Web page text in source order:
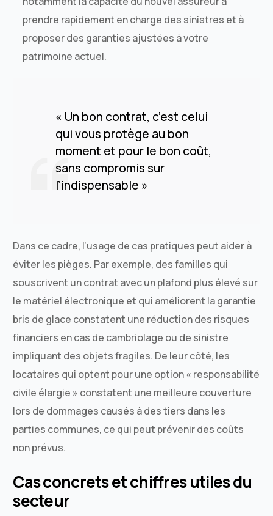
prendre rapidement en charge des sinistres et à
proposer des garanties ajustées à votre
patrimoine actuel.
« Un bon contrat, c’est celui
qui vous protège au bon
moment et pour le bon coût,
sans compromis sur
l’indispensable »
Dans ce cadre, l’usage de cas pratiques peut aider à
éviter les pièges. Par exemple, des familles qui
souscrivent un contrat avec un plafond plus élevé sur
le matériel électronique et qui améliorent la garantie
bris de glace constatent une réduction des risques
financiers en cas de cambriolage ou de sinistre
impliquant des objets fragiles. De leur côté, les
locataires qui optent pour une option « responsabilité
civile élargie » constatent une meilleure couverture
lors de dommages causés à des tiers dans les
parties communes, ce qui peut prévenir des coûts
non prévus.
Cas concrets et chiffres utiles du
secteur